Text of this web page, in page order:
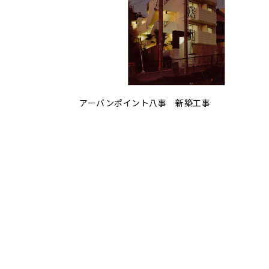
アーバンポイント八事 新築工事